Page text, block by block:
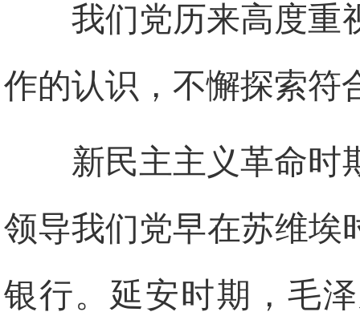
我们党历来高度重
作的认识，不懈探索符
新民主主义革命时
领导我们党早在苏维埃
银行。延安时期，毛